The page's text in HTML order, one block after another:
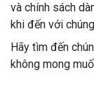
và chính sách
khi đến với
Hãy tìm đến
không mong